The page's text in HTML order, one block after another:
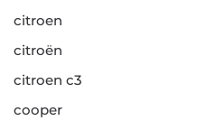
citroen
citroën
citroen c3
cooper